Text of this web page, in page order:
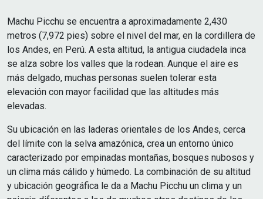
Machu Picchu se encuentra a aproximadamente 2,430
metros (7,972 pies) sobre el nivel del mar, en la cordillera de
los Andes, en Perú. A esta altitud, la antigua ciudadela inca
se alza sobre los valles que la rodean. Aunque el aire es
más delgado, muchas personas suelen tolerar esta
elevación con mayor facilidad que las altitudes más
elevadas.
Su ubicación en las laderas orientales de los Andes, cerca
del límite con la selva amazónica, crea un entorno único
caracterizado por empinadas montañas, bosques nubosos y
un clima más cálido y húmedo. La combinación de su altitud
y ubicación geográfica le da a Machu Picchu un clima y un